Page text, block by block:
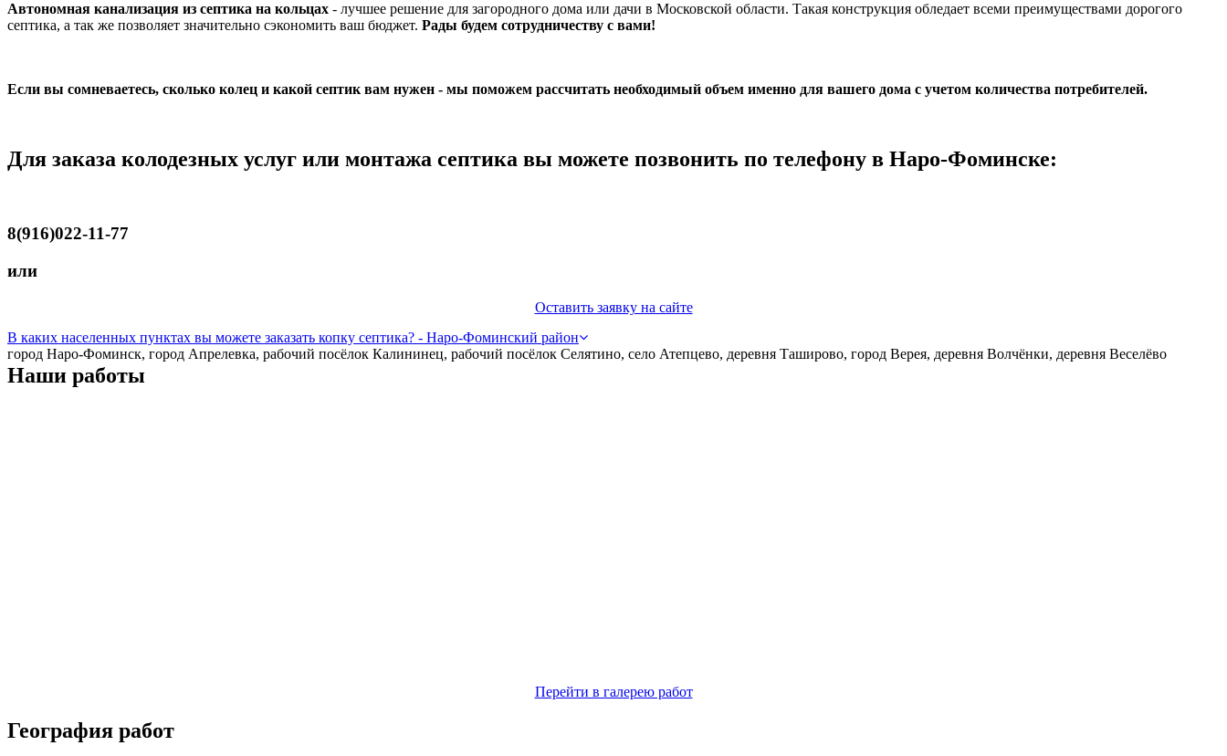
Автономная канализация из септика на кольцах - лучшее решение для загородного дома или дачи в Московской области. Такая конструкция обледает всеми преимуществами дорогого
септика, а так же позволяет значительно сэкономить ваш бюджет. Рады будем сотрудничеству с вами!
Если вы сомневаетесь, сколько колец и какой септик вам нужен - мы поможем рассчитать необходимый объем именно для вашего дома с учетом количества потребителей.
Для заказа колодезных услуг или монтажа септика вы можете позвонить по телефону в Наро-Фоминске:
8(916)022-11-77
или
Оставить заявку на сайте
В каких населенных пунктах вы можете заказать копку септика? - Наро-Фоминский район
город Наро-Фоминск, город Апрелевка, рабочий посёлок Калининец, рабочий посёлок Селятино, село Атепцево, деревня Таширово, город Верея, деревня Волчёнки, деревня Веселёво
Наши работы
Перейти в галерею работ
География работ